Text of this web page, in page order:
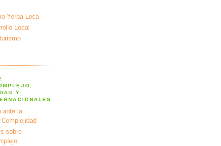
Yerba Loca
Local
Y
ante la
sobre